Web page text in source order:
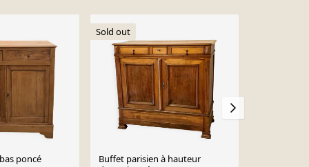
poncé
Sold out
Buffet parisien à hauteur